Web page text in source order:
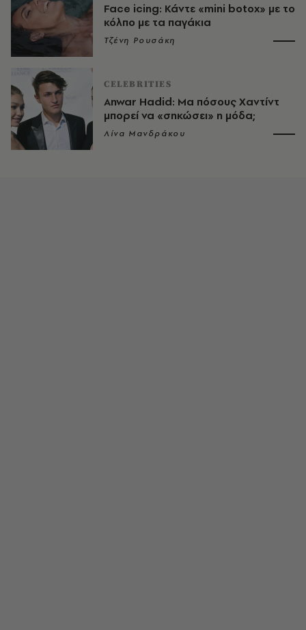
Face icing: Κάντε «mini botox» με το
κόλπο με τα παγάκια
Τζένη Ρουσάκη
CELEBRITIES
Anwar Hadid: Μα πόσους Χαντίντ
μπορεί να «σηκώσει» η μόδα;
Λίνα Μανδράκου